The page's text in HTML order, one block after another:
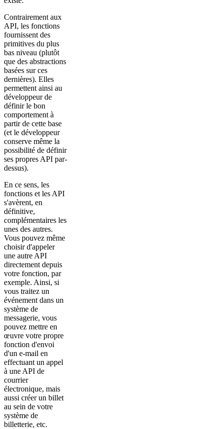
Contrairement aux
API, les fonctions
fournissent des
primitives du plus
bas niveau (plutôt
que des abstractions
basées sur ces
dernières). Elles
permettent ainsi au
développeur de
définir le bon
comportement à
partir de cette base
(et le développeur
conserve même la
possibilité de définir
ses propres API par-
dessus).
En ce sens, les
fonctions et les API
s'avèrent, en
définitive,
complémentaires les
unes des autres.
Vous pouvez même
choisir d'appeler
une autre API
directement depuis
votre fonction, par
exemple. Ainsi, si
vous traitez un
événement dans un
système de
messagerie, vous
pouvez mettre en
œuvre votre propre
fonction d'envoi
d'un e-mail en
effectuant un appel
à une API de
courrier
électronique, mais
aussi créer un billet
au sein de votre
système de
billetterie, etc.